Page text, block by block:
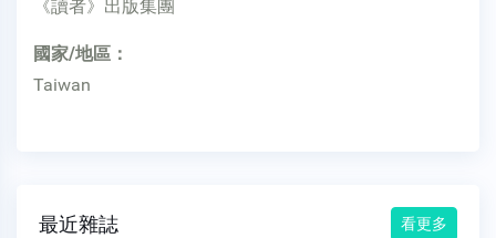
《讀者》出版集團
國家/地區：
Taiwan
最近雜誌 看更多